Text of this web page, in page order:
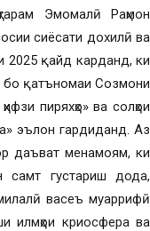
Эмомалӣ Раҳмон
сиёсати дохилӣ ва
2025 қайд карданд, ки
бо қатъномаи Созмони
пиряхҳо» ва солҳои
эълон гардиданд. Аз
даъват менамоям, ки
густариш дода,
васеъ муаррифӣ
илмҳои криосфера ва